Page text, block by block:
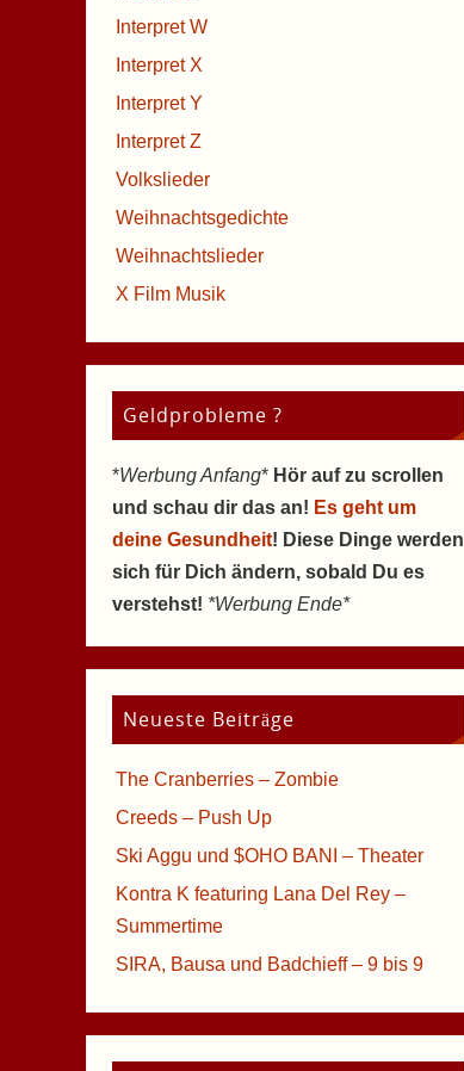
Interpret W
Interpret X
Interpret Y
Interpret Z
Volkslieder
Weihnachtsgedichte
Weihnachtslieder
X Film Musik
Geldprobleme ?
*Werbung Anfang* Hör auf zu scrollen
und schau dir das an! Es geht um
deine Gesundheit! Diese Dinge werden
sich für Dich ändern, sobald Du es
verstehst! *Werbung Ende*
Neueste Beiträge
The Cranberries – Zombie
Creeds – Push Up
Ski Aggu und $OHO BANI – Theater
Kontra K featuring Lana Del Rey –
Summertime
SIRA, Bausa und Badchieff – 9 bis 9